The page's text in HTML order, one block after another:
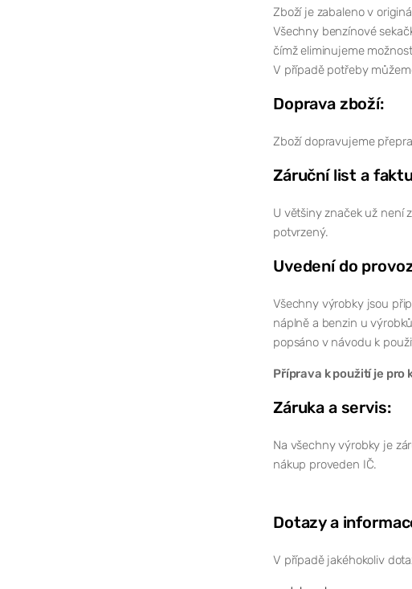
Zboží je zabaleno v
Všechny benzínové
čímž eliminujeme
V případě potřeby
Doprava zboží:
Zboží dopravujeme
Záruční list a
U většiny značek už není
potvrzený.
Uvedení do
Všechny výrobky jsou
náplně a benzin u
popsáno v návodu k
Příprava k použití je pro
Záruka a servis:
Na všechny výrobky je
nákup proveden IČ.
Dotazy a
V případě jakéhokoliv